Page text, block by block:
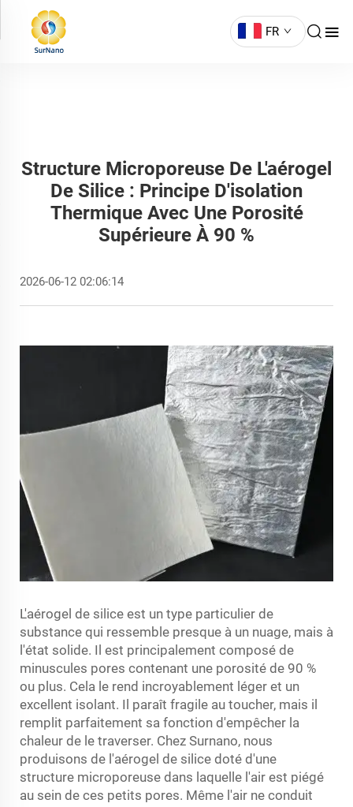
FR
Structure Microporeuse De L'aérogel
De Silice : Principe D'isolation
Thermique Avec Une Porosité
Supérieure À 90 %
2026-06-12 02:06:14
L'aérogel de silice est un type particulier de
substance qui ressemble presque à un nuage, mais à
l'état solide. Il est principalement composé de
minuscules pores contenant une porosité de 90 %
ou plus. Cela le rend incroyablement léger et un
excellent isolant. Il paraît fragile au toucher, mais il
remplit parfaitement sa fonction d'empêcher la
chaleur de le traverser. Chez Surnano, nous
produisons de l'aérogel de silice doté d'une
structure microporeuse dans laquelle l'air est piégé
au sein de ces petits pores. Même l'air ne conduit